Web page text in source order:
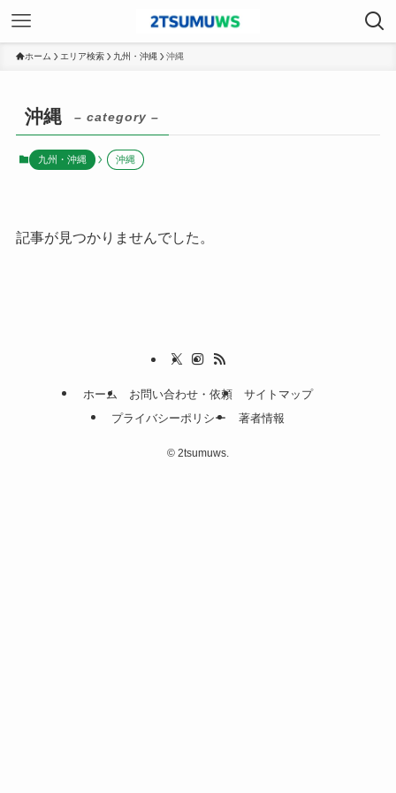
ホーム エリア検索 九州・沖縄 沖縄
沖縄 – category –
九州・沖縄 沖縄
記事が見つかりませんでした。
ホーム お問い合わせ・依頼
サイトマップ
プライバシーポリシー
著者情報
© 2tsumuws.